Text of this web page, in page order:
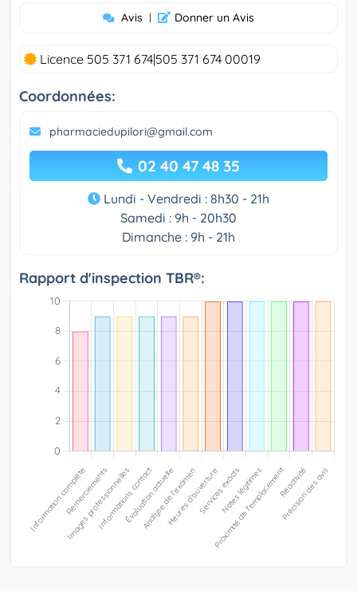
Avis | Donner un Avis
Licence 505 371 674|505 371 674 00019
Coordonnées:
pharmaciedupilori@gmail.com
02 40 47 48 35
Lundi - Vendredi : 8h30 - 21h
Samedi : 9h - 20h30
Dimanche : 9h - 21h
Rapport d'inspection TBR®: